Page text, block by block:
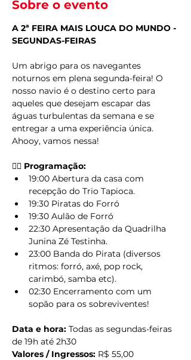
Sobre o evento
A 2ª FEIRA MAIS LOUCA DO MUNDO -
SEGUNDAS-FEIRAS
Um abrigo para os navegantes
noturnos em plena segunda-feira! O
nosso navio é o destino certo para
aqueles que desejam escapar das
águas turbulentas da semana e se
entregar a uma experiência única.
Ahooy, vamos nessa!
🏴‍☠️ Programação:
19:00 Abertura da casa com
recepção do Trio Tapioca.
19:30 Piratas do Forró
19:30 Aulão de Forró
22:30 Apresentação da Quadrilha
Junina Zé Testinha.
23:00 Banda do Pirata (diversos
ritmos: forró, axé, pop rock,
carimbó, samba etc).
02:30 Encerramento com um
sopão para os sobreviventes!
Data e hora: Todas as segundas-feiras
de 19h até 2h30
Valores / Ingressos: R$ 55,00